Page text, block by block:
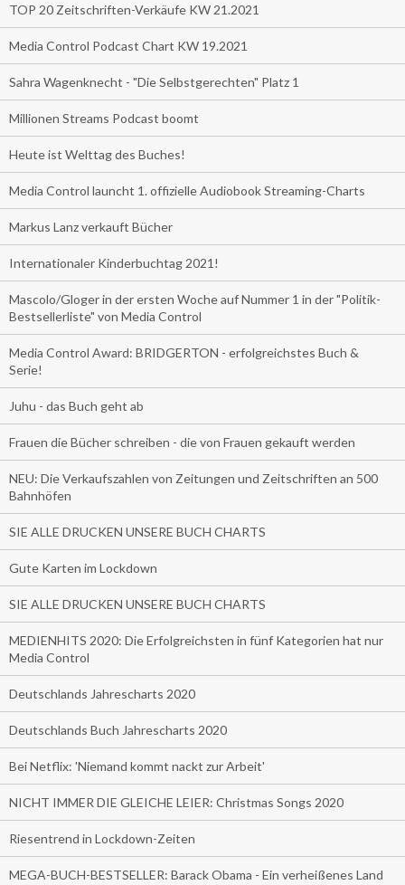
TOP 20 Zeitschriften-Verkäufe KW 21.2021
Media Control Podcast Chart KW 19.2021
Sahra Wagenknecht - "Die Selbstgerechten" Platz 1
Millionen Streams Podcast boomt
Heute ist Welttag des Buches!
Media Control launcht 1. offizielle Audiobook Streaming-Charts
Markus Lanz verkauft Bücher
Internationaler Kinderbuchtag 2021!
Mascolo/Gloger in der ersten Woche auf Nummer 1 in der "Politik-
Bestsellerliste" von Media Control
Media Control Award: BRIDGERTON - erfolgreichstes Buch &
Serie!
Juhu - das Buch geht ab
Frauen die Bücher schreiben - die von Frauen gekauft werden
NEU: Die Verkaufszahlen von Zeitungen und Zeitschriften an 500
Bahnhöfen
SIE ALLE DRUCKEN UNSERE BUCH CHARTS
Gute Karten im Lockdown
SIE ALLE DRUCKEN UNSERE BUCH CHARTS
MEDIENHITS 2020: Die Erfolgreichsten in fünf Kategorien hat nur
Media Control
Deutschlands Jahrescharts 2020
Deutschlands Buch Jahrescharts 2020
Bei Netflix: 'Niemand kommt nackt zur Arbeit'
NICHT IMMER DIE GLEICHE LEIER: Christmas Songs 2020
Riesentrend in Lockdown-Zeiten
MEGA-BUCH-BESTSELLER: Barack Obama - Ein verheißenes Land